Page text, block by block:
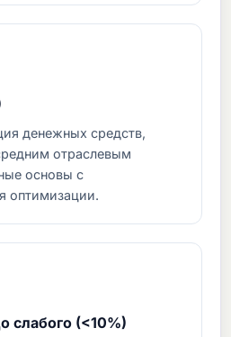
денежных средств,
отраслевым
основы с
оптимизации.
слабого (<10%)